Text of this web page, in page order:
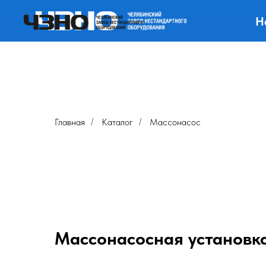
Главная / Каталог / Массонасос
Массонасосная